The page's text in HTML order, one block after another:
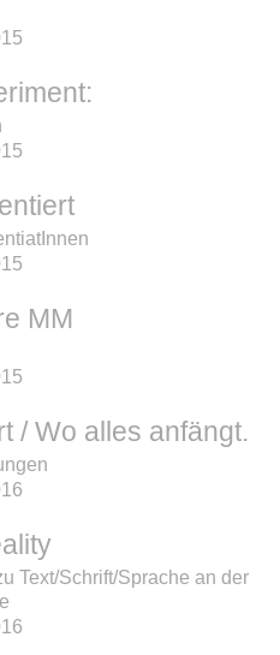
MM
/ Wo alles anfängt.
Text/Schrift/Sprache an der